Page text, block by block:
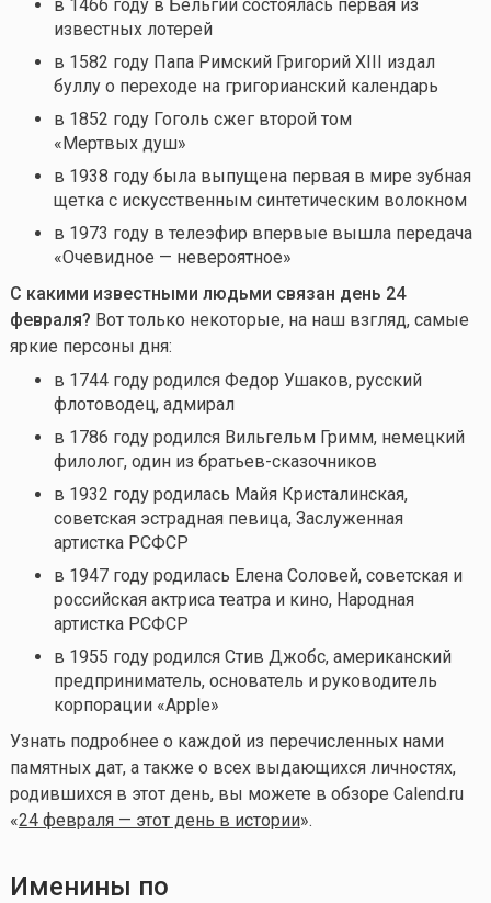
в 1466 году в Бельгии состоялась первая из
известных лотерей
в 1582 году Папа Римский Григорий XIII издал
буллу о переходе на григорианский календарь
в 1852 году Гоголь сжег второй том
«Мертвых душ»
в 1938 году была выпущена первая в мире зубная
щетка с искусственным синтетическим волокном
в 1973 году в телеэфир впервые вышла передача
«Очевидное — невероятное»
С какими известными людьми связан день 24
февраля? Вот только некоторые, на наш взгляд, самые
яркие персоны дня:
в 1744 году родился Федор Ушаков, русский
флотоводец, адмирал
в 1786 году родился Вильгельм Гримм, немецкий
филолог, один из братьев-сказочников
в 1932 году родилась Майя Кристалинская,
советская эстрадная певица, Заслуженная
артистка РСФСР
в 1947 году родилась Елена Соловей, советская и
российская актриса театра и кино, Народная
артистка РСФСР
в 1955 году родился Стив Джобс, американский
предприниматель, основатель и руководитель
корпорации «Apple»
Узнать подробнее о каждой из перечисленных нами
памятных дат, а также о всех выдающихся личностях,
родившихся в этот день, вы можете в обзоре Calend.ru
«24 февраля — этот день в истории».
Именины по